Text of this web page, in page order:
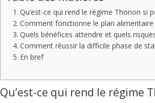
Qu’est-ce qui rend le régime Thonon si
Comment fonctionne le plan
Quels bénéfices attendre et quels
Comment réussir la difficile phase de
En bref
Qu’est-ce qui rend le régime